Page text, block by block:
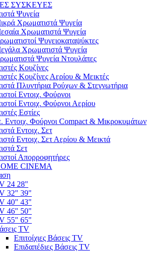
ΣΥΣΚΕΥΕΣ
Ψυγεία
Χρωματιστά Ψυγεία
Χρωματιστά Ψυγεία
Ψυγειοκαταψύκτες
Χρωματιστά Ψυγεία
Ψυγεία Ντουλάπες
Κουζίνες
Κουζίνες Αερίου & Μεικτές
Πλυντήρια Ρούχων & Στεγνωτήρια
Εντοιχ. Φούρνοι
Εντοιχ. Φούρνοι Αερίου
Εστίες
Εντοιχ. Φούρνοι Compact & Μικροκυμάτων
Εντοιχ. Σετ
Εντοιχ. Σετ Αερίου & Μεικτά
Σετ
Απορροφητήρες
CINEMA
24 28"
32" 39"
40" 43"
46" 50"
55" 65"
TV
Επιτοίχιες Βάσεις TV
Επιδαπέδιες Βάσεις TV